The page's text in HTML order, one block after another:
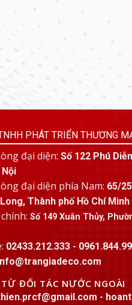
PHÁT TRIỂN THƯƠNG
đại diện:Số 122 Phú
đại diện phía Nam: 65/
Thành phố Hồ Chí Minh
Số 149 Xuân Thủy,
02433.212.333 -
TỪ ĐỐI TÁC NƯỚC NGOÀI
-